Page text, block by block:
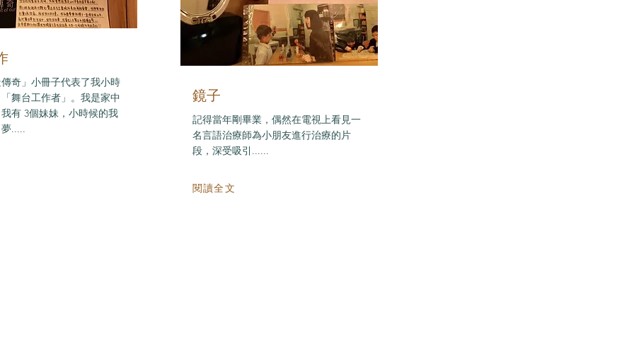
奇」小冊子代表了我小時
舞台工作者」。我是家中
有 3個妹妹，小時候的我
.....
鏡子
記得當年剛畢業，偶然在電視上看見一
名言語治療師為小朋友進行治療的片
段，深受吸引......
閱讀全文